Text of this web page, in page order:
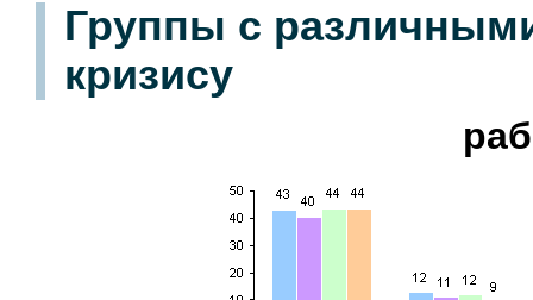
Группы с
кризису